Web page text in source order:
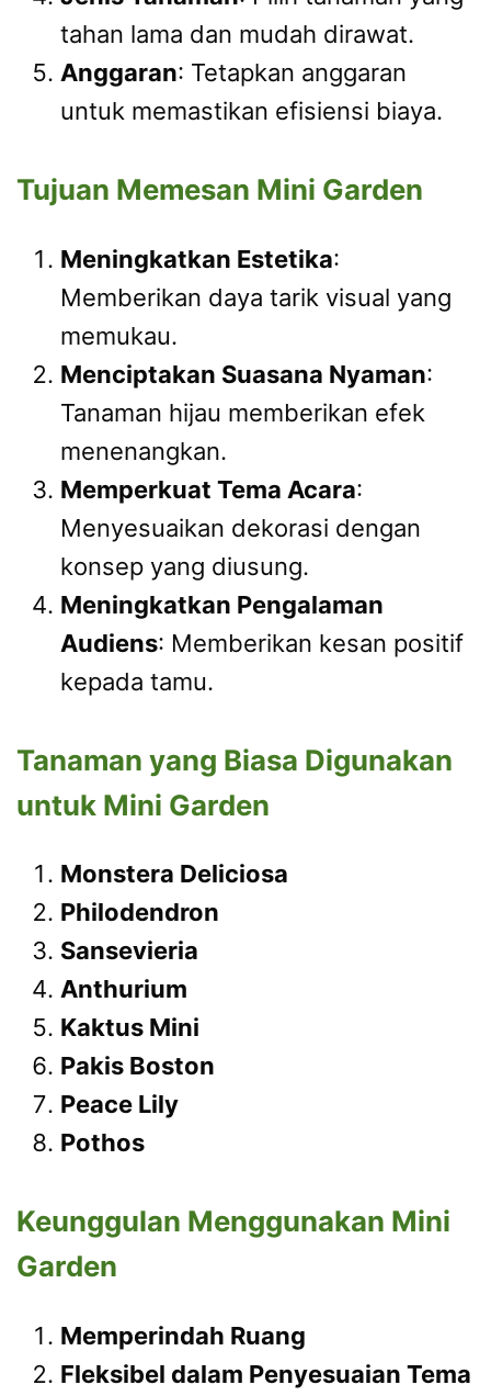
tahan lama dan mudah dirawat.
Anggaran: Tetapkan anggaran
untuk memastikan efisiensi biaya.
Tujuan Memesan Mini Garden
Meningkatkan Estetika:
Memberikan daya tarik visual yang
memukau.
Menciptakan Suasana Nyaman:
Tanaman hijau memberikan efek
menenangkan.
Memperkuat Tema Acara:
Menyesuaikan dekorasi dengan
konsep yang diusung.
Meningkatkan Pengalaman
Audiens: Memberikan kesan positif
kepada tamu.
Tanaman yang Biasa Digunakan
untuk Mini Garden
Monstera Deliciosa
Philodendron
Sansevieria
Anthurium
Kaktus Mini
Pakis Boston
Peace Lily
Pothos
Keunggulan Menggunakan Mini
Garden
Memperindah Ruang
Fleksibel dalam Penyesuaian Tema